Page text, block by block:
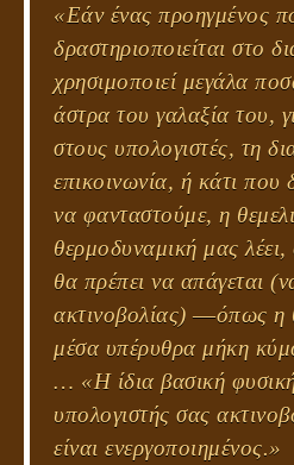
«Εάν ένας προηγμένος
δραστηριοποιείται στο
χρησιμοποιεί μεγάλα
άστρα του γαλαξία του,
στους υπολογιστές, τη
επικοινωνία, ή κάτι
να φανταστούμε, η
θερμοδυναμική μας λέει,
θα πρέπει να απάγεται
ακτινοβολίας) ―όπως
μέσα υπέρυθρα μήκη
… «Η ίδια βασική
υπολογιστής σας
είναι ενεργοποιημένος.»